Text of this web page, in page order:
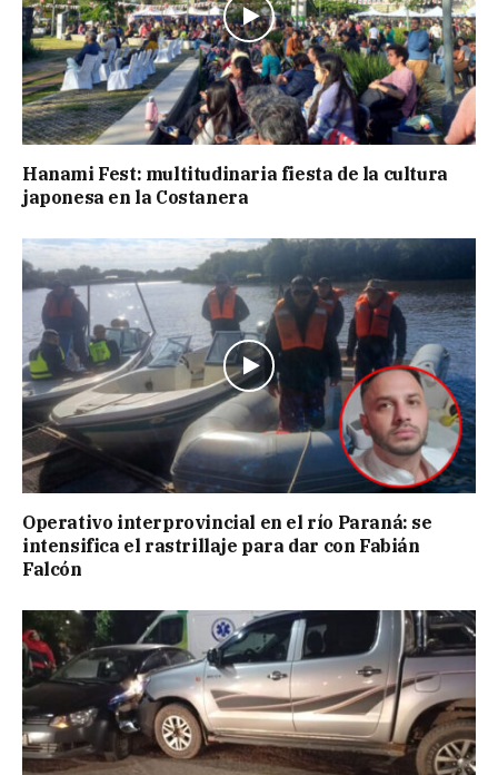
Hanami Fest: multitudinaria fiesta de la cultura
japonesa en la Costanera
Operativo interprovincial en el río Paraná: se
intensifica el rastrillaje para dar con Fabián
Falcón